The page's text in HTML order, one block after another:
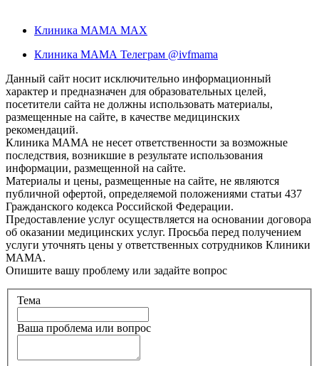
Клиника МАМА MAX
Клиника МАМА Телеграм @ivfmama
Данный сайт носит исключительно информационный
характер и предназначен для образовательных целей,
посетители сайта не должны использовать материалы,
размещенные на сайте, в качестве медицинских
рекомендаций.
Клиника МАМА не несет ответственности за возможные
последствия, возникшие в результате использования
информации, размещенной на сайте.
Материалы и цены, размещенные на сайте, не являются
публичной офертой, определяемой положениями статьи 437
Гражданского кодекса Российской Федерации.
Предоставление услуг осуществляется на основании договора
об оказании медицинских услуг. Просьба перед получением
услуги уточнять цены у ответственных сотрудников Клиники
МАМА.
Опишите вашу проблему или задайте вопрос
Тема
Ваша проблема или вопрос